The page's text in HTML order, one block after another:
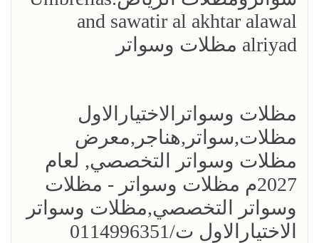
and sawatir al akhtar alawal
alriyad مظلات وسواتر
مظلات وسواترالاختيارالاول
مظلات,سواتر,هناجر,معرض
مظلات وسواتر التخصصي, لعام
2027م مظلات وسواتر - مظلات
وسواتر التخصصي,مظلات وسواتر
الاختيارالاول ت/0114996351